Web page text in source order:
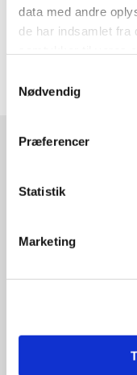
data med andre
de har indsamlet fra
Nødvendig
Præferencer
Statistik
Marketing
Tværgående